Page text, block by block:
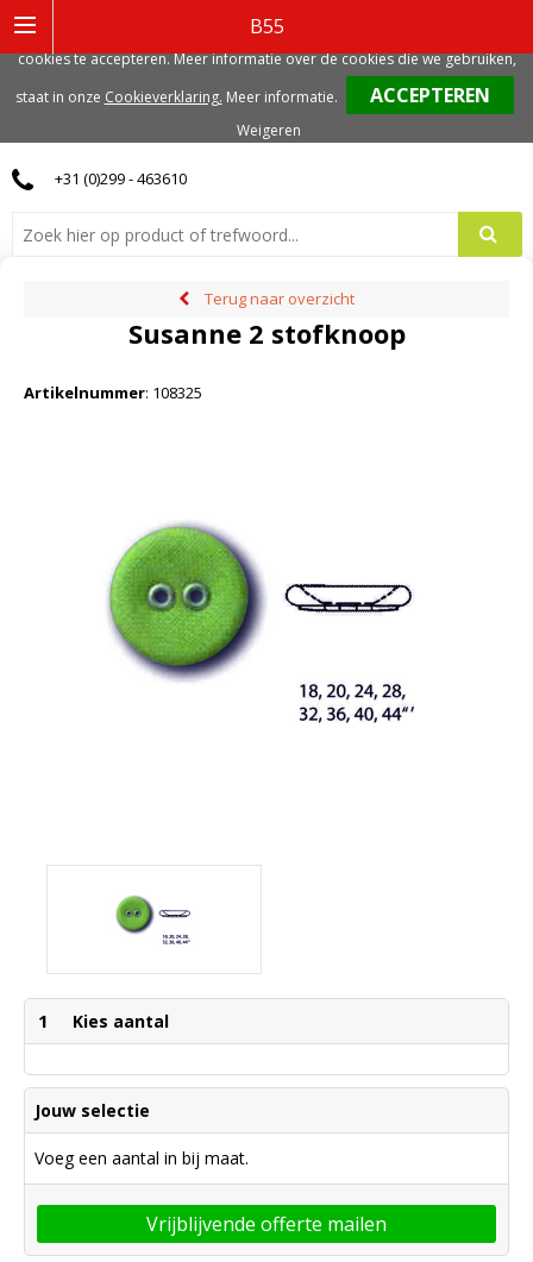
B55
0
+31 (0)299 - 463610
Terug naar overzicht
Susanne 2 stofknoop
Artikelnummer: 108325
1 Kies aantal
Jouw selectie
Voeg een aantal in bij maat.
Vrijblijvende offerte mailen
gerelateerde cookies. Voor de beste gebruikerservaring, adviseren we deze
cookies te accepteren. Meer informatie over de cookies die we gebruiken,
staat in onze Cookieverklaring. Meer informatie.
Weigeren